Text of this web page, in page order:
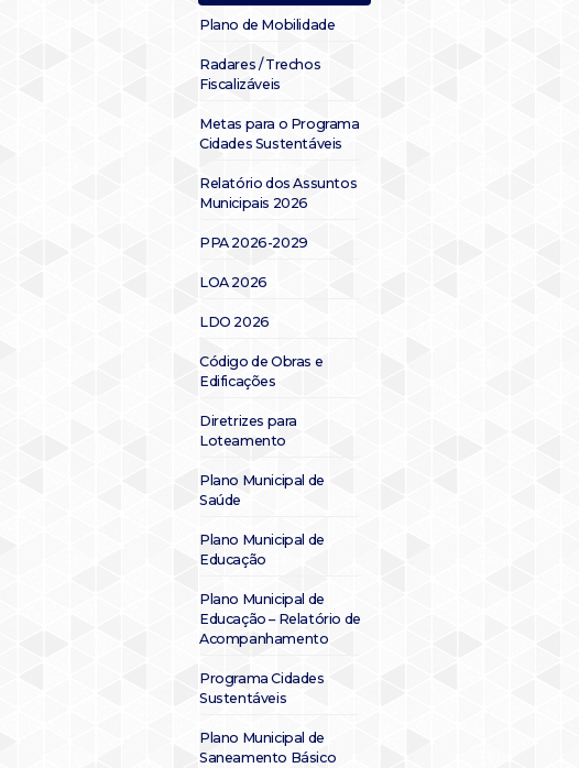
Plano de Mobilidade
Radares / Trechos
Fiscalizáveis
Metas para o Programa
Cidades Sustentáveis
Relatório dos Assuntos
Municipais 2026
PPA 2026-2029
LOA 2026
LDO 2026
Código de Obras e
Edificações
Diretrizes para
Loteamento
Plano Municipal de
Saúde
Plano Municipal de
Educação
Plano Municipal de
Educação – Relatório de
Acompanhamento
Programa Cidades
Sustentáveis
Plano Municipal de
Saneamento Básico